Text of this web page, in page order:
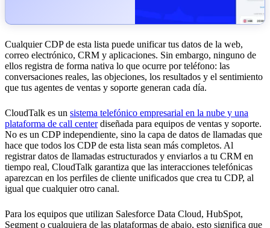
Cualquier CDP de esta lista puede unificar tus datos de la web,
correo electrónico, CRM y aplicaciones. Sin embargo, ninguno de
ellos registra de forma nativa lo que ocurre por teléfono: las
conversaciones reales, las objeciones, los resultados y el sentimiento
que tus agentes de ventas y soporte generan cada día.
CloudTalk es un sistema telefónico empresarial en la nube y una
plataforma de call centerdiseñada para equipos de ventas y soporte.
No es un CDP independiente, sino la capa de datos de llamadas que
hace que todos los CDP de esta lista sean más completos. Al
registrar datos de llamadas estructurados y enviarlos a tu CRM en
tiempo real, CloudTalk garantiza que las interacciones telefónicas
aparezcan en los perfiles de cliente unificados que crea tu CDP, al
igual que cualquier otro canal.
Para los equipos que utilizan Salesforce Data Cloud, HubSpot,
Segment o cualquiera de las plataformas de abajo, esto significa que